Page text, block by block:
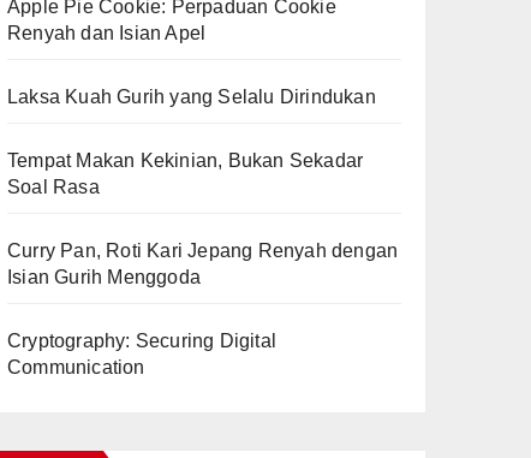
Apple Pie Cookie: Perpaduan Cookie
Renyah dan Isian Apel
Laksa Kuah Gurih yang Selalu Dirindukan
Tempat Makan Kekinian, Bukan Sekadar
Soal Rasa
Curry Pan, Roti Kari Jepang Renyah dengan
Isian Gurih Menggoda
Cryptography: Securing Digital
Communication